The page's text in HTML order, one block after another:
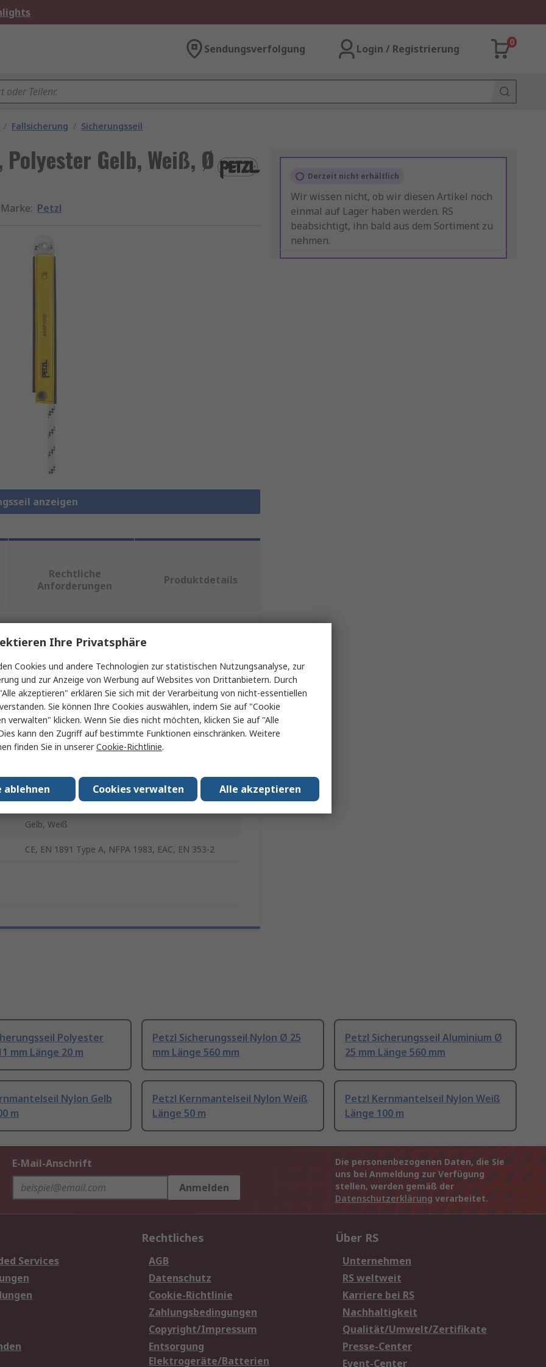
Sendungsverfolgung Login / Registrierung
0
/ Fallsicherung / Sicherungsseil
Gelb, Weiß, Ø
Marke: Petzl
anzeigen
Derzeit nicht erhältlich
Wir wissen nicht, ob wir diesen Artikel noch
einmal auf Lager haben werden. RS
beabsichtigt, ihn bald aus dem Sortiment zu
nehmen.
Rechtliche
Anforderungen
Produktdetails
oder mehrere Eigenschaften auswählen.
Wert
Petzl
10m
Sicherungsseil
11mm
Nylon, Polyester
Gelb, Weiß
CE, EN 1891 Type A, NFPA 1983, EAC, EN 353-2
Polyester
mm Länge 20 m
Petzl Sicherungsseil Nylon Ø 25
mm Länge 560 mm
Petzl Sicherungsseil Aluminium Ø
25 mm Länge 560 mm
Nylon Gelb
m
Petzl Kernmantelseil Nylon Weiß
Länge 50 m
Petzl Kernmantelseil Nylon Weiß
Länge 100 m
E-Mail-Anschrift
Anmelden
Die personenbezogenen Daten, die Sie
uns bei Anmeldung zur Verfügung
stellen, werden gemäß der
Datenschutzerklärung verarbeitet.
Services
Rechtliches
AGB
Datenschutz
Cookie-Richtlinie
Zahlungsbedingungen
Copyright/Impressum
Entsorgung
Elektrogeräte/Batterien
Über RS
Unternehmen
RS weltweit
Karriere bei RS
Nachhaltigkeit
Qualität/Umwelt/Zertifikate
Presse-Center
Event-Center
Ihre Privatsphäre
Cookies und andere Technologien zur statistischen Nutzungsanalyse, zur
und zur Anzeige von Werbung auf Websites von Drittanbietern. Durch
akzeptieren" erklären Sie sich mit der Verarbeitung von nicht-essentiellen
Sie können Ihre Cookies auswählen, indem Sie auf "Cookie
verwalten" klicken. Wenn Sie dies nicht möchten, klicken Sie auf "Alle
kann den Zugriff auf bestimmte Funktionen einschränken. Weitere
finden Sie in unsererCookie-Richtlinie.
Alle akzeptieren
Cookies verwalten
ablehnen